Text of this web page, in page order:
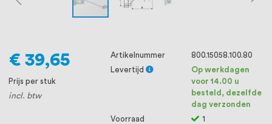
€ 39,65
Prijs per stuk
incl. btw
Artikelnummer
800.15058.100.80
Levertijd
Op werkdagen
voor 14.00 u
besteld, dezelfde
dag verzonden
Voorraad
1